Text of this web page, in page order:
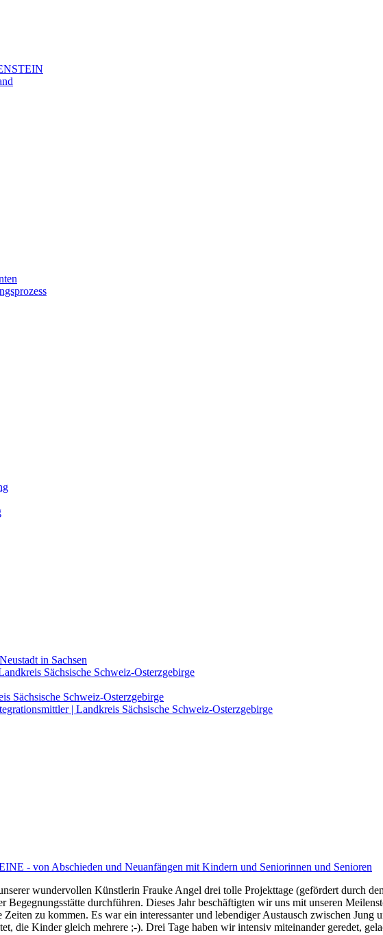
in Sachsen
Sächsische Schweiz-Osterzgebirge
Sächsische Schweiz-Osterzgebirge
| Landkreis Sächsische Schweiz-Osterzgebirge
- von Abschieden und Neuanfängen mit Kindern und Seniorinnen und Senioren
wundervollen Künstlerin Frauke Angel drei tolle Projekttage (gefördert durch
Begegnungsstätte durchführen. Dieses Jahr beschäftigten wir uns mit unseren
zu kommen. Es war ein interessanter und lebendiger Austausch zwischen
die Kinder gleich mehrere ;-). Drei Tage haben wir intensiv miteinander geredet,